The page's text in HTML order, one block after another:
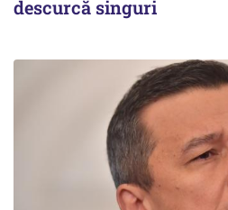
descurcă singuri